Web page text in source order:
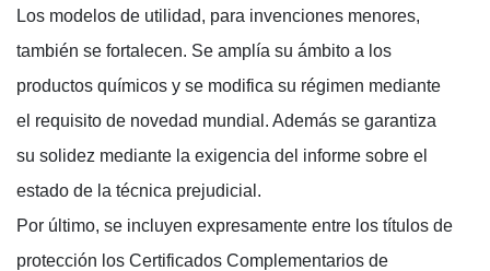
Los modelos de utilidad, para invenciones menores,
también se fortalecen. Se amplía su ámbito a los
productos químicos y se modifica su régimen mediante
el requisito de novedad mundial. Además se garantiza
su solidez mediante la exigencia del informe sobre el
estado de la técnica prejudicial.
Por último, se incluyen expresamente entre los títulos de
protección los Certificados Complementarios de